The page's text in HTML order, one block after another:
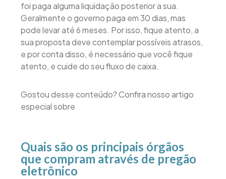
foi paga alguma liquidação posterior a sua.
Geralmente o governo paga em 30 dias, mas
pode levar até 6 meses. Por isso, fique atento, a
sua proposta deve contemplar possíveis atrasos,
e por conta disso, é necessário que você fique
atento, e cuide do seu fluxo de caixa.
Gostou desse conteúdo? Confira nosso artigo
especial sobre
Quais são os principais órgãos
que compram através de pregão
eletrônico